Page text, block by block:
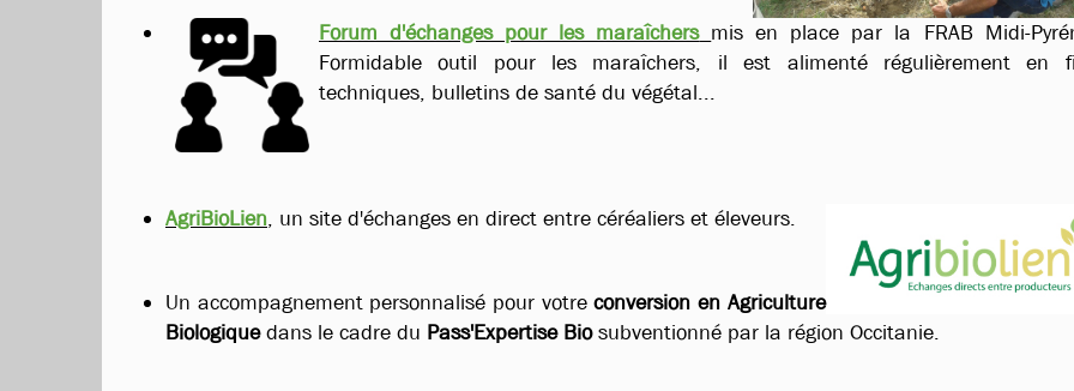
Forum d'échanges pour les maraîchers mis en place par la FRAB Midi-
Formidable outil pour les maraîchers, il est alimenté régulièrement en
techniques, bulletins de santé du végétal...
AgriBioLien, un site d'échanges en direct entre céréaliers et éleveurs.
Un accompagnement personnalisé pour votreconversion en Agriculture
Biologiquedans le cadre du Pass'Expertise Biosubventionné par la région Occitanie.